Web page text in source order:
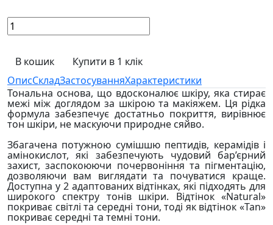
В кошик
Купити в 1 клік
ОписСкладЗастосуванняХарактеристики
Тональна основа, що вдосконалює шкіру, яка стирає
межі між доглядом за шкірою та макіяжем. Ця рідка
формула забезпечує достатньо покриття, вирівнює
тон шкіри, не маскуючи природне сяйво.
Збагачена потужною сумішшю пептидів, керамідів і
амінокислот, які забезпечують чудовий бар’єрний
захист, заспокоюючи почервоніння та пігментацію,
дозволяючи вам виглядати та почуватися краще.
Доступна у 2 адаптованих відтінках, які підходять для
широкого спектру тонів шкіри. Відтінок «Natural»
покриває світлі та середні тони, тоді як відтінок «Tan»
покриває середні та темні тони.